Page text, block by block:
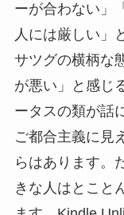
ーが合わない」
人には厳しい」
サツグの横柄な
が悪い」と感じ
ータスの類が話
ご都合主義に見
らはあります。
きな人はとこと